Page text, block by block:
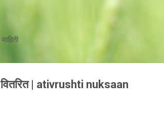
वितरित | ativrushti nuksaan